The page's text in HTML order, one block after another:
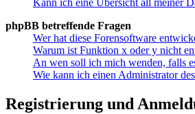
Kann ich eine Übersicht all meiner
phpBB betreffende Fragen
Wer hat diese Forensoftware
Warum ist Funktion x oder y nicht
An wen soll ich mich wenden, falls
Wie kann ich einen Administrator
Registrierung und